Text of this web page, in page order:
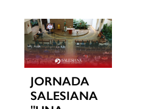
JORNADA
SALESIANA